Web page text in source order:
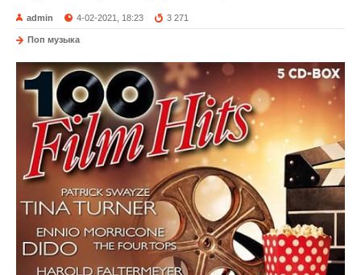
admin 4-02-2021, 18:23 3 271
Поп музыка